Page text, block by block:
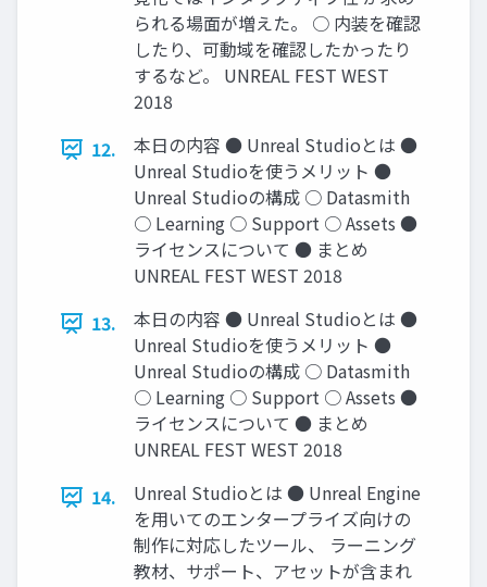
られる場面が増えた。 ○ 内装を確認
したり、可動域を確認したかったり
するなど。 UNREAL FEST WEST
2018
12.
本日の内容 ● Unreal Studioとは ●
Unreal Studioを使うメリット ●
Unreal Studioの構成 ○ Datasmith
○ Learning ○ Support ○ Assets ●
ライセンスについて ● まとめ
UNREAL FEST WEST 2018
13.
本日の内容 ● Unreal Studioとは ●
Unreal Studioを使うメリット ●
Unreal Studioの構成 ○ Datasmith
○ Learning ○ Support ○ Assets ●
ライセンスについて ● まとめ
UNREAL FEST WEST 2018
14.
Unreal Studioとは ● Unreal Engine
を用いてのエンタープライズ向けの
制作に対応したツール、 ラーニング
教材、サポート、アセットが含まれ